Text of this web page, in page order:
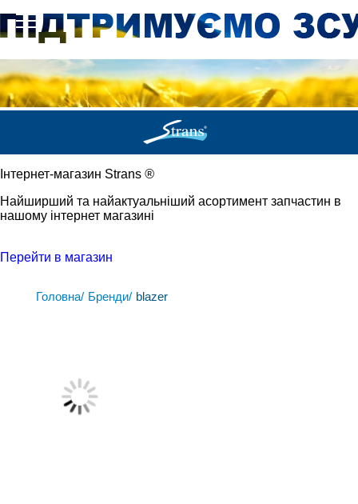
Iнтернет-магазин Strans ®
Найширший та найактуальніший асортимент запчастин в
нашому інтернет магазині
Перейти в магазин
Головна/ Бренди/ blazer